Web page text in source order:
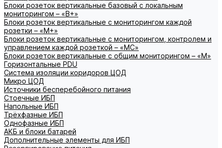
Блоки розеток вертикальные базовый с локальным
мониторингом – «В+»
Блоки розеток вертикальные с мониторингом каждой
розетки – «М+»
Блоки розеток вертикальные с мониторингом, контролем и
управлением каждой розеткой – «МС»
Блоки розеток вертикальные с общим мониторингом – «М»
Горизонтальные PDU
Система изоляции коридоров ЦОД
Микро ЦОД
Источники бесперебойного питания
Стоечные ИБП
Напольные ИБП
Трёхфазные ИБП
Однофазные ИБП
АКБ и блоки батарей
Дополнительные элементы для ИБП